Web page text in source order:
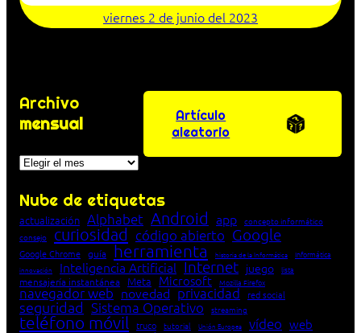
viernes 2 de junio del 2023
Archivo
mensual
Archivos
Artículo
aleatorio
Nube de etiquetas
actualización Alphabet Android app concepto informático
consejo
curiosidad código abierto Google
Google Chrome guía herramienta historia de la Informática Informática
innovación Inteligencia Artificial Internet juego lista
mensajería instantánea Meta Microsoft Mozilla Firefox
navegador web novedad privacidad red social
seguridad Sistema Operativo streaming
teléfono móvil truco tutorial Unión Europea vídeo web